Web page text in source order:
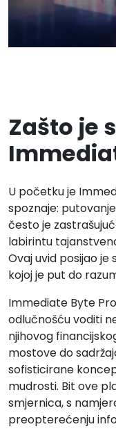
Zašto je
U početku je
spoznaje:
često je
labirintu
Ovaj uvid posijao je
kojoj je put do
Immediate Byte
odlučnošću voditi
njihovog
mostove do
sofisticirane
mudrosti. Bit ove
smjernica, s
preopterećenju